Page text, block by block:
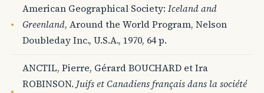
American Geographical Society:Iceland and
Greenland, Around the World Program, Nelson
Doubleday Inc., U.S.A., 1970, 64 p.
ANCTIL, Pierre, Gérard BOUCHARD et Ira
ROBINSON.Juifs et Canadiens français dans la société